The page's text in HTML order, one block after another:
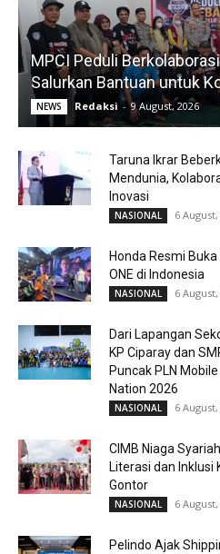
MPCI Peduli
Salurkan Bantuan untuk
NEWS Redaksi - 9 August, 2026
Taruna Ikrar
Mendunia,
Inovasi
NASIONAL 6
Honda Resmi
ONE di Indonesia
NASIONAL 6
Dari Lapangan
KP Ciparay dan
Puncak PLN
Nation 2026
NASIONAL 6
CIMB Niaga
Literasi dan Inklusi
Gontor
NASIONAL 6
Pelindo Ajak